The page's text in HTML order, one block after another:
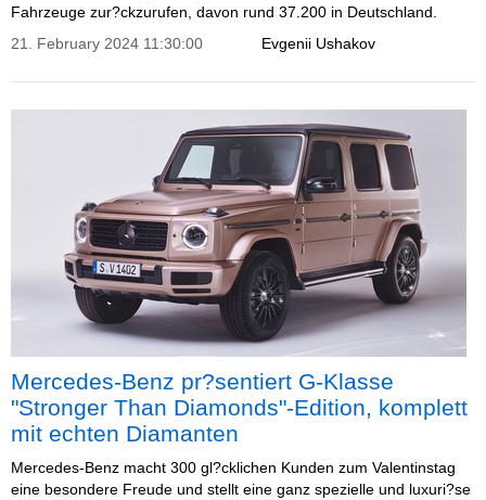
Fahrzeuge zur?ckzurufen, davon rund 37.200 in Deutschland.
Evgenii Ushakov
21. February 2024 11:30:00
Mercedes-Benz pr?sentiert G-Klasse
"Stronger Than Diamonds"-Edition, komplett
mit echten Diamanten
Mercedes-Benz macht 300 gl?cklichen Kunden zum Valentinstag
eine besondere Freude und stellt eine ganz spezielle und luxuri?se